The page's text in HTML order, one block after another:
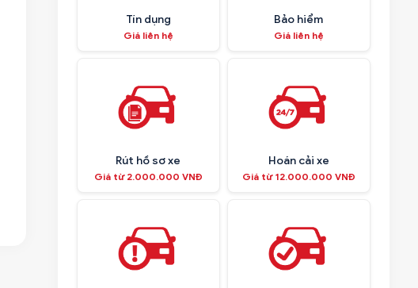
Tín dụng
Giá liên hệ
Bảo hiểm
Giá liên hệ
Rút hồ sơ xe
Giá từ 2.000.000 VNĐ
Hoán cải xe
Giá từ 12.000.000 VNĐ